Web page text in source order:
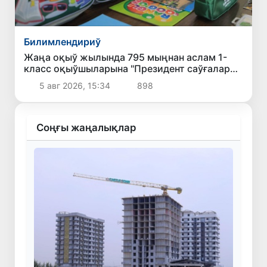
Билимлендириў
Жаңа оқыў жылында 795 мыңнан аслам 1-
класс оқыўшыларына "Президент саўғалары"
тапсырылады
5 авг 2026, 15:34 898
Соңғы жаңалықлар